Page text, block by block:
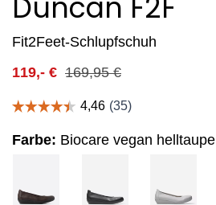
Duncan F2F
Fit2Feet-Schlupfschuh
169,95€
119,- €
Farbe: Biocare vegan helltaupe